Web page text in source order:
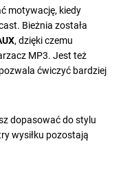
motywację, kiedy
Bieżnia została
, dzięki czemu
MP3. Jest też
ćwiczyć bardziej
dopasować do stylu
wysiłku pozostają